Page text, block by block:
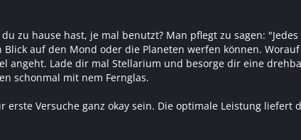
zu hause hast, je mal benutzt? Man pflegt zu sagen:
auf den Mond oder die Planeten werfen können.
angeht. Lade dir mal Stellarium und besorge dir eine
schonmal mit nem Fernglas.
erste Versuche ganz okay sein. Die optimale Leistung